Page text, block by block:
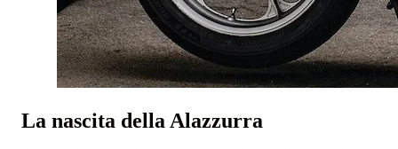
La nascita della Alazzurra